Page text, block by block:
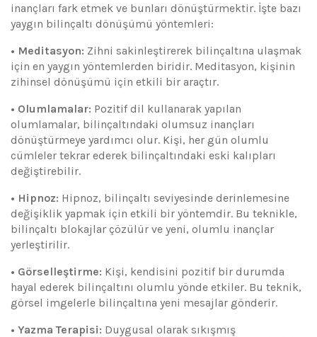
inançları fark etmek ve bunları dönüştürmektir. İşte bazı
yaygın bilinçaltı dönüşümü yöntemleri:
• Meditasyon: Zihni sakinleştirerek bilinçaltına ulaşmak
için en yaygın yöntemlerden biridir. Meditasyon, kişinin
zihinsel dönüşümü için etkili bir araçtır.
• Olumlamalar: Pozitif dil kullanarak yapılan
olumlamalar, bilinçaltındaki olumsuz inançları
dönüştürmeye yardımcı olur. Kişi, her gün olumlu
cümleler tekrar ederek bilinçaltındaki eski kalıpları
değiştirebilir.
• Hipnoz: Hipnoz, bilinçaltı seviyesinde derinlemesine
değişiklik yapmak için etkili bir yöntemdir. Bu teknikle,
bilinçaltı blokajlar çözülür ve yeni, olumlu inançlar
yerleştirilir.
• Görselleştirme: Kişi, kendisini pozitif bir durumda
hayal ederek bilinçaltını olumlu yönde etkiler. Bu teknik,
görsel imgelerle bilinçaltına yeni mesajlar gönderir.
• Yazma Terapisi: Duygusal olarak sıkışmış